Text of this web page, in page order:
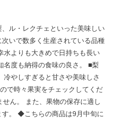
ル・レクチェといった美味しい
いで数多く生産されている品種
水よりも大きめで日持ちも長い
名度も納得の食味の良さ。 ■梨
やしすぎると甘さや美味しさ
で時々果実をチェックしてくだ
ん。 また、果物の保存に適し
す。 ◆こちらの商品は9月中旬に